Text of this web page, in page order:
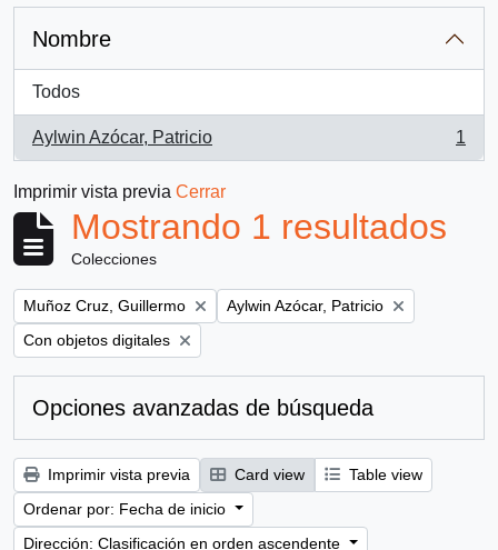
Nombre
Todos
Aylwin Azócar, Patricio
, 1 resultados
1
Imprimir vista previa Cerrar
Mostrando 1 resultados
Colecciones
Remove filter:
Muñoz Cruz, Guillermo Remove filter:
Aylwin Azócar, Patricio
Remove filter:
Con objetos digitales
Opciones avanzadas de búsqueda
Imprimir vista previa Card view
Table view
Ordenar por: Fecha de inicio
Dirección: Clasificación en orden ascendente